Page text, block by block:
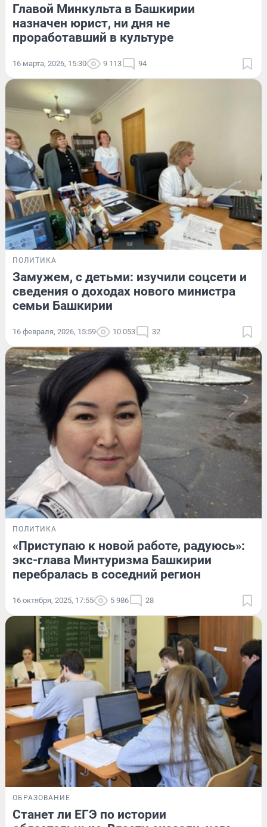
Главой Минкульта в Башкирии
назначен юрист, ни дня не
проработавший в культуре
16 марта, 2026, 15:30 9 113 94
ПОЛИТИКА
Замужем, с детьми: изучили соцсети и
сведения о доходах нового министра
семьи Башкирии
16 февраля, 2026, 15:59 10 053 32
ПОЛИТИКА
«Приступаю к новой работе, радуюсь»:
экс-глава Минтуризма Башкирии
перебралась в соседний регион
16 октября, 2025, 17:55 5 986 28
ОБРАЗОВАНИЕ
Станет ли ЕГЭ по истории